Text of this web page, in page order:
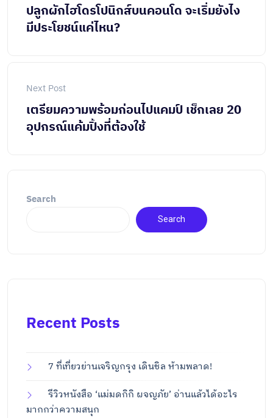
ปลูกผักไฮโดรโปนิกส์บนคอนโด จะเริ่มยังไง
มีประโยชน์แค่ไหน?
Next Post
เตรียมความพร้อมก่อนไปแคมป์ เช็กเลย 20
อุปกรณ์แค้มปิ้งที่ต้องใช้
Search
Search
Recent Posts
7 ที่เที่ยวย่านเจริญกรุง เดินชิล ห้ามพลาด!
รีวิวหนังสือ ‘แม่มดกิกิ ผจญภัย’ อ่านแล้วได้อะไร
มากกว่าความสนุก